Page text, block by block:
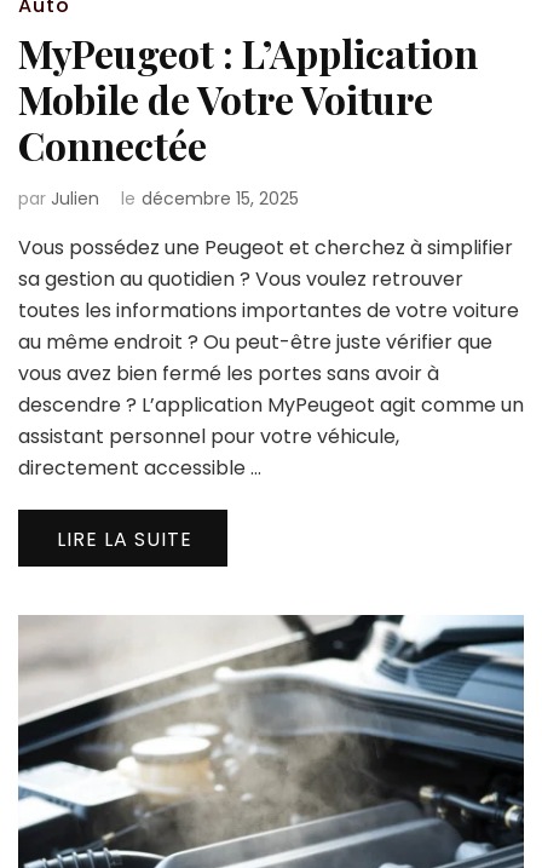
MyPeugeot : L’Application
Mobile de Votre Voiture
Connectée
par Julien le décembre 15, 2025
Vous possédez une Peugeot et cherchez à simplifier
sa gestion au quotidien ? Vous voulez retrouver
toutes les informations importantes de votre voiture
au même endroit ? Ou peut-être juste vérifier que
vous avez bien fermé les portes sans avoir à
descendre ? L’application MyPeugeot agit comme un
assistant personnel pour votre véhicule,
directement accessible …
LIRE LA SUITE